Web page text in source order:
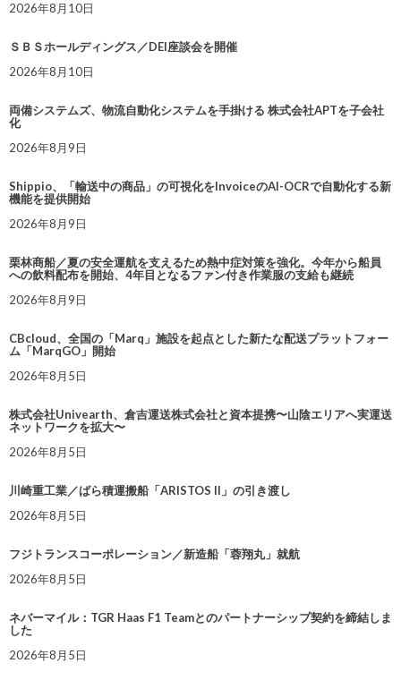
2026年8月10日
ＳＢＳホールディングス／DEI座談会を開催
2026年8月10日
両備システムズ、物流自動化システムを手掛ける 株式会社APTを子会社
化
2026年8月9日
Shippio、「輸送中の商品」の可視化をInvoiceのAI-OCRで自動化する新
機能を提供開始
2026年8月9日
栗林商船／夏の安全運航を支えるため熱中症対策を強化。今年から船員
への飲料配布を開始、4年目となるファン付き作業服の支給も継続
2026年8月9日
CBcloud、全国の「Marq」施設を起点とした新たな配送プラットフォー
ム「MarqGO」開始
2026年8月5日
株式会社Univearth、倉吉運送株式会社と資本提携〜山陰エリアへ実運送
ネットワークを拡大〜
2026年8月5日
川崎重工業／ばら積運搬船「ARISTOS II」の引き渡し
2026年8月5日
フジトランスコーポレーション／新造船「蓉翔丸」就航
2026年8月5日
ネバーマイル：TGR Haas F1 Teamとのパートナーシップ契約を締結しま
した
2026年8月5日